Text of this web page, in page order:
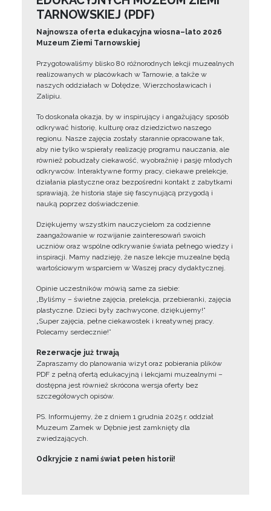
TARNOWSKIEJ (PDF)
Najnowsza oferta edukacyjna wiosna–lato 2026
Muzeum Ziemi Tarnowskiej
Przygotowaliśmy blisko 80 różnorodnych lekcji muzealnych
realizowanych w placówkach w Tarnowie, a także w
naszych oddziałach w Dołędze, Wierzchosławicach i
Zalipiu.
To doskonała okazja, by w inspirujący i angażujący sposób
odkrywać historię, kulturę oraz dziedzictwo naszego
regionu. Nasze zajęcia zostały starannie opracowane tak,
aby nie tylko wspierały realizację programu nauczania, ale
również pobudzały ciekawość, wyobraźnię i pasję młodych
odkrywców. Interaktywne formy pracy, ciekawe prelekcje,
działania plastyczne oraz bezpośredni kontakt z zabytkami
sprawiają, że historia staje się fascynującą przygodą i
nauką poprzez doświadczenie.
Dziękujemy wszystkim nauczycielom za codzienne
zaangażowanie w rozwijanie zainteresowań swoich
uczniów oraz wspólne odkrywanie świata pełnego wiedzy i
inspiracji. Mamy nadzieję, że nasze lekcje muzealne będą
wartościowym wsparciem w Waszej pracy dydaktycznej.
Opinie uczestników mówią same za siebie:
„Byliśmy – świetne zajęcia, prelekcja, przebieranki, zajęcia
plastyczne. Dzieci były zachwycone, dziękujemy!”
„Super zajęcia, pełne ciekawostek i kreatywnej pracy.
Polecamy serdecznie!”
Rezerwacje już trwają
Zapraszamy do planowania wizyt oraz pobierania plików
PDF z pełną ofertą edukacyjną i lekcjami muzealnymi –
dostępna jest również skrócona wersja oferty bez
szczegółowych opisów.
PS. Informujemy, że z dniem 1 grudnia 2025 r. oddział
Muzeum Zamek w Dębnie jest zamknięty dla
zwiedzających.
Odkryjcie z nami świat pełen historii!